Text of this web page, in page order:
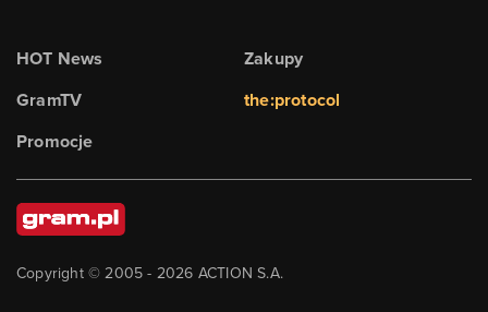
HOT News
GramTV
Promocje
Zakupy
the:protocol
Copyright © 2005 - 2026 ACTION S.A.